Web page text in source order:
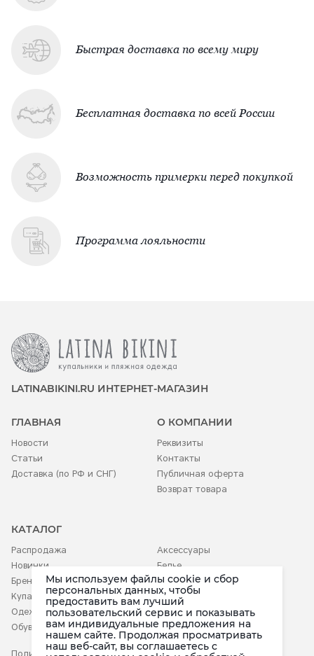
Быстрая доставка по всему миру
Бесплатная доставка по всей России
Возможность примерки перед покупкой
Программа лояльности
LATINABIKINI.RU ИНТЕРНЕТ-МАГАЗИН
ГЛАВНАЯ
Новости
Статьи
Доставка (по РФ и СНГ)
О КОМПАНИИ
Реквизиты
Контакты
Публичная оферта
Возврат товара
КАТАЛОГ
Распродажа
Новинки
Бренды
Купальники
Одежда
Обувь
Аксессуары
Белье
Детское
Политика конфиденциальности
Мы используем файлы cookie и сбор
персональных данных, чтобы
предоставить вам лучший
пользовательский сервис и показывать
вам индивидуальные предложения на
нашем сайте. Продолжая просматривать
наш веб-сайт, вы соглашаетесь c